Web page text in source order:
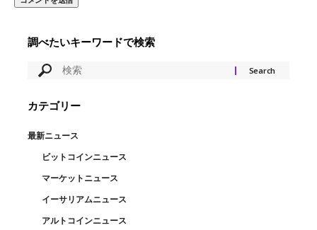
調べたいキーワードで検索
カテゴリー
最新ニュース
ビットコインニュース
マーケットニュース
イーサリアムニュース
アルトコインニュース